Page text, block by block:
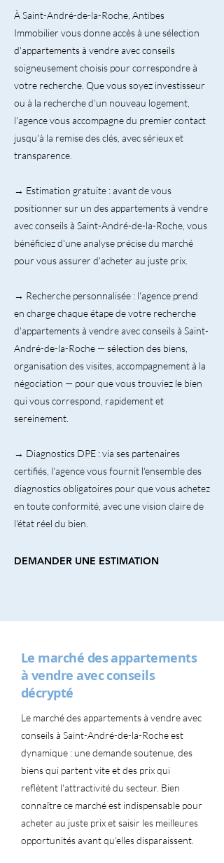
À Saint-André-de-la-Roche, Antibes
Immobilier vous donne accès à une sélection
d'appartements à vendre avec conseils
soigneusement choisis pour correspondre à
votre recherche. Que vous soyez investisseur
ou à la recherche d'un nouveau logement,
l'agence vous accompagne du premier contact
jusqu'à la remise des clés, avec sérieux et
transparence.
→ Estimation gratuite : avant de vous
positionner sur un des appartements à vendre
avec conseils à Saint-André-de-la-Roche, vous
bénéficiez d'une analyse précise du marché
pour vous assurer d'acheter au juste prix.
→ Recherche personnalisée : l'agence prend
en charge chaque étape de votre recherche
d'appartements à vendre avec conseils à Saint-
André-de-la-Roche — sélection des biens,
organisation des visites, accompagnement à la
négociation — pour que vous trouviez le bien
qui vous correspond, rapidement et
sereinement.
→ Diagnostics DPE : via ses partenaires
certifiés, l'agence vous fournit l'ensemble des
diagnostics obligatoires pour que vous achetez
en toute conformité, avec une vision claire de
l'état réel du bien.
DEMANDER UNE ESTIMATION
Le marché des appartements
à vendre avec conseils
décrypté
Le marché des appartements à vendre avec
conseils à Saint-André-de-la-Roche est
dynamique : une demande soutenue, des
biens qui partent vite et des prix qui
reflètent l'attractivité du secteur. Bien
connaître ce marché est indispensable pour
acheter au juste prix et saisir les meilleures
opportunités avant qu'elles disparaissent.